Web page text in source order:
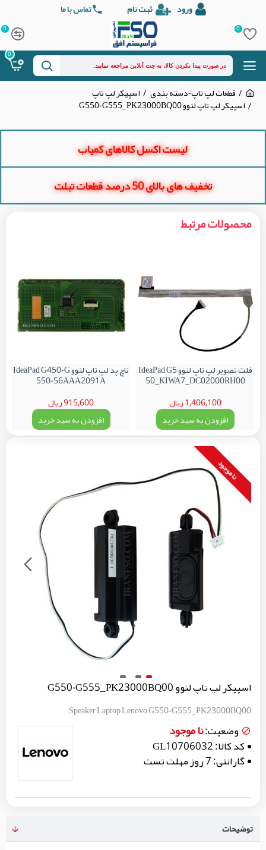
ورود ثبت نام تماس با ما
0
0
0
قطعات لپ تاپ-دسته بندی اسپیکر لپ تاپ
اسپیکر لپ تاپ لنوو G550-G555_PK23000BQ00
لیست اکسل کالاهای کمیاب
تخفیف های بالای 50 درصد قطعات تبلت
محصولات مرتبط
فلت تصویر لپ تاپ لنوو IdeaPad G5
50_KIWA7_DC02000RH00
1,406,100 ریال
افزودن به سبد خرید
تاچ پد لپ تاپ لنوو IdeaPad G450-G
550-56AAA2091A
915,600 ریال
افزودن به سبد خرید
نا موجود
اسپیکر لپ تاپ لنوو G550-G555_PK23000BQ00
Speaker Laptop Lenovo G550-G555_PK23000BQ00
وضعیت:نا موجود
کد کالا:GL10706032
گارانتی:7 روز مهلت تست
توضیحات